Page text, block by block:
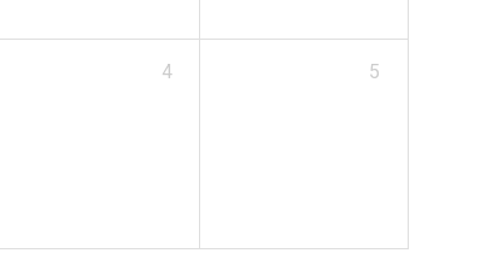
4 5